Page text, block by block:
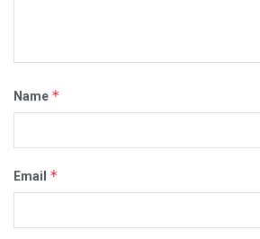
Name *
Email *